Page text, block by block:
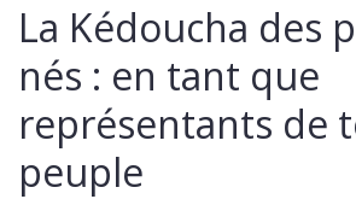
La Kédoucha des
nés : en tant que
représentants de
peuple